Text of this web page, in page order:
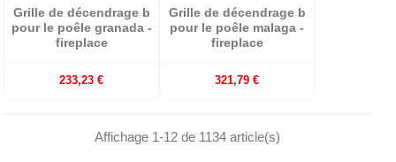
Grille de décendrage b
pour le poêle granada -
fireplace
233,23 €
Grille de décendrage b
pour le poêle malaga -
fireplace
321,79 €
Affichage 1-12 de 1134 article(s)